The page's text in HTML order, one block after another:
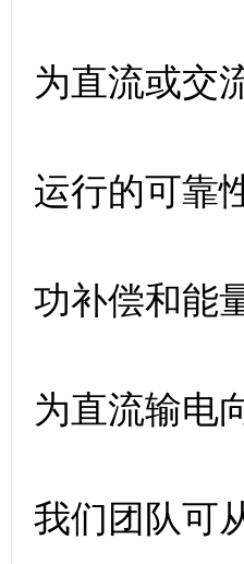
为直流或交
运行的可靠
功补偿和能
为直流输电
我们团队可